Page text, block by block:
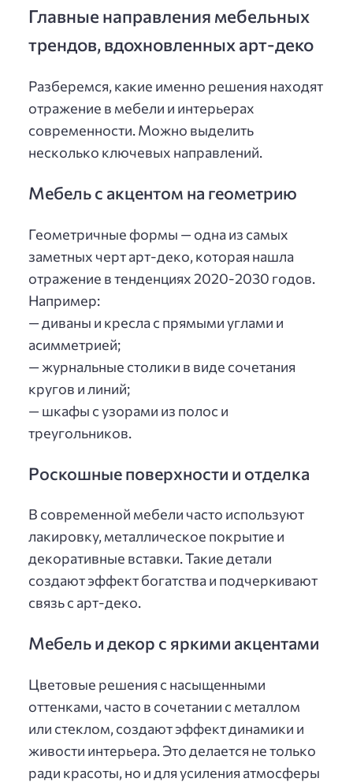
Главные направления мебельных
трендов, вдохновленных арт-деко
Разберемся, какие именно решения находят
отражение в мебели и интерьерах
современности. Можно выделить
несколько ключевых направлений.
Мебель с акцентом на геометрию
Геометричные формы — одна из самых
заметных черт арт-деко, которая нашла
отражение в тенденциях 2020-2030 годов.
Например:
— диваны и кресла с прямыми углами и
асимметрией;
— журнальные столики в виде сочетания
кругов и линий;
— шкафы с узорами из полос и
треугольников.
Роскошные поверхности и отделка
В современной мебели часто используют
лакировку, металлическое покрытие и
декоративные вставки. Такие детали
создают эффект богатства и подчеркивают
связь с арт-деко.
Мебель и декор с яркими акцентами
Цветовые решения с насыщенными
оттенками, часто в сочетании с металлом
или стеклом, создают эффект динамики и
живости интерьера. Это делается не только
ради красоты, но и для усиления атмосферы